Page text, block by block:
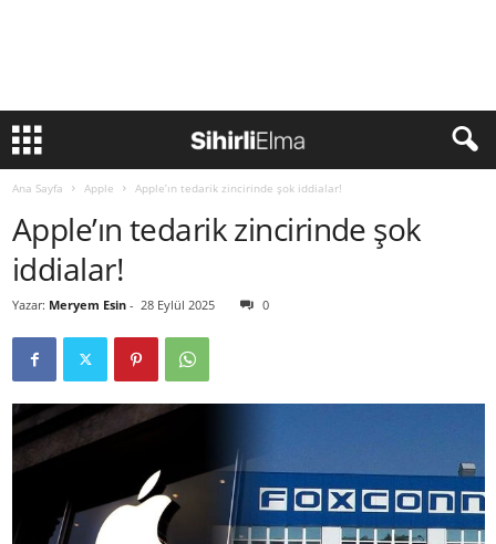
Ana Sayfa Apple Apple’ın tedarik zincirinde şok iddialar!
Apple’ın tedarik zincirinde şok
iddialar!
Yazar: Meryem Esin - 28 Eylül 2025 0